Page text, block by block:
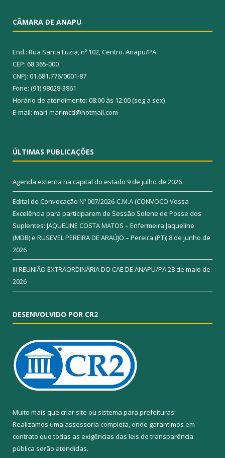
CÂMARA DE ANAPU
End.: Rua Santa Luzia, nº 102, Centro. Anapu/PA
CEP: 68.365-000
CNPJ: 01.681.776/0001-87
Fone: (91) 98628-3861
Horário de atendimento: 08:00 às 12:00 (seg a sex)
E-mail: mari-marimcd@hotmail.com
ÚLTIMAS PUBLICAÇÕES
Agenda externa na capital do estado 9 de julho de 2026
Edital de Convocação Nº 007/2026-C.M.A (CONVOCO Vossa
Excelência para participarem de Sessão Solene de Posse dos
Suplentes: JAQUELINE COSTA MATOS – Enfermeira Jaqueline
(MDB) e RUSEVEL PEREIRA DE ARAÚJO – Pereira (PT)) 8 de junho de
2026
III REUNIÃO EXTRAORDINÁRIA DO CAE DE ANAPU/PA28 de maio de
2026
DESENVOLVIDO POR CR2
Muito mais que criar site ou sistema para prefeituras!
Realizamos uma assessoria completa, onde garantimos em
contrato que todas as exigências das leis de transparência
pública serão atendidas.